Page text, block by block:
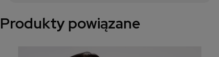
Produkty powiązane